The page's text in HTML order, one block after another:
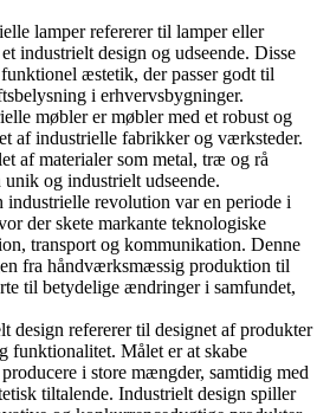
lamper refererer til lamper eller
industrielt design og udseende. Disse
æstetik, der passer godt til
i erhvervsbygninger.
møbler er møbler med et robust og
af industrielle fabrikker og værksteder.
af materialer som metal, træ og rå
og industrielt udseende.
revolution var en periode i
der skete markante teknologiske
transport og kommunikation. Denne
fra håndværksmæssig produktion til
til betydelige ændringer i samfundet,
design refererer til designet af produkter
funktionalitet. Målet er at skabe
i store mængder, samtidig med
tiltalende. Industrielt design spiller